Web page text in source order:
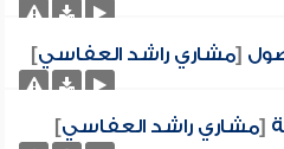
[مشاري راشد العفاسي]
[مشاري راشد العفاسي]